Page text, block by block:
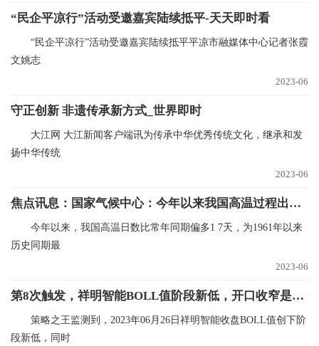
“民企平凉行”活动受邀嘉宾陆续抵平-天天即时看
“民企平凉行”活动受邀嘉宾陆续抵平平凉市融媒体中心记者张霞
文姚志
2023-06
守正创新 非遗传承新方式_世界即时
大江网 大江新闻客户端讯为传承中华优秀传统文化，继承和发
扬中华传统
2023-06
焦点讯息：国家气候中心：今年以来我国高温过程出现时间早、影响范围广、极端性强
今年以来，我国高温日数比常年同期偏多1 7天，为1961年以来
历史同期最
2023-06
第8次触发，祥明智能BOLL值阶段新低，开口收窄是介入良机吗？
策略之王监测到，2023年06月26日祥明智能收盘BOLL值创下阶
段新低，同时